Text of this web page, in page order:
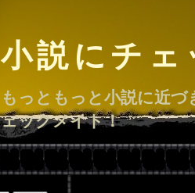
小説にチ
もっともっと小説に近
ェックメイト！